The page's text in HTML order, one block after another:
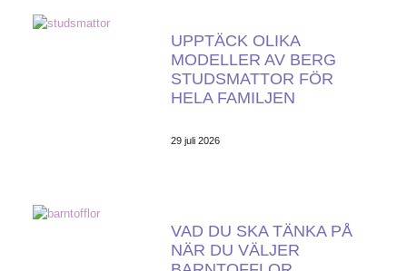
UPPTÄCK OLIKA
MODELLER AV BERG
STUDSMATTOR FÖR
HELA FAMILJEN
29 juli 2026
VAD DU SKA TÄNKA PÅ
NÄR DU VÄLJER